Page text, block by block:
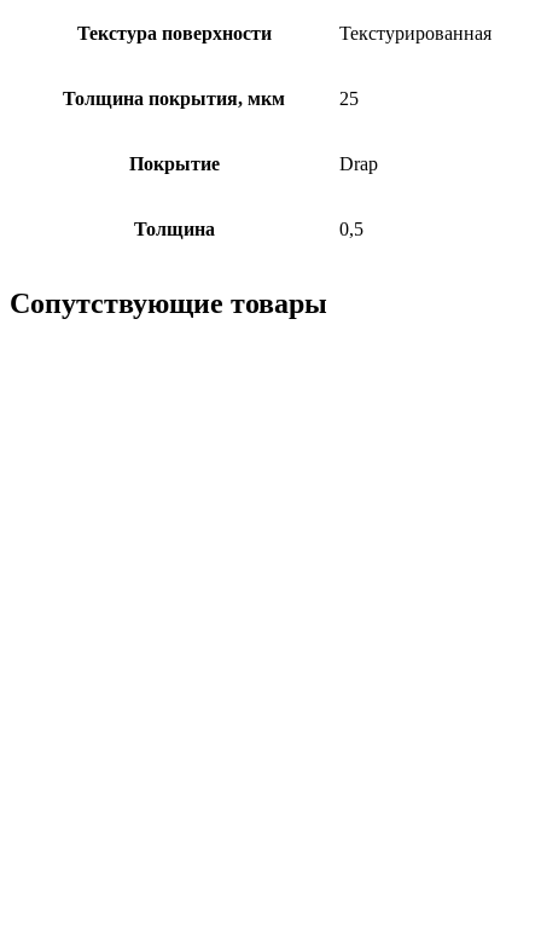
Текстура поверхности Текстурированная
Толщина покрытия, мкм 25
Покрытие Drap
Толщина 0,5
Сопутствующие товары